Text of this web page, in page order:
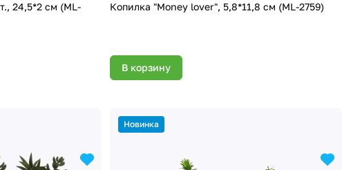
24,5*2 см (ML-
Копилка "Money lover", 5,8*11,8 см (ML-2759)
В корзину
Новинка